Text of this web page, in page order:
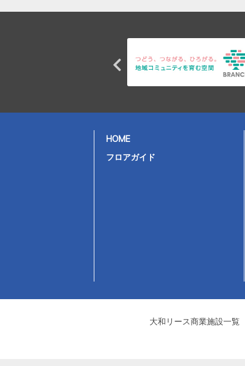
HOME
フロアガイド
大和リース商業施設一覧